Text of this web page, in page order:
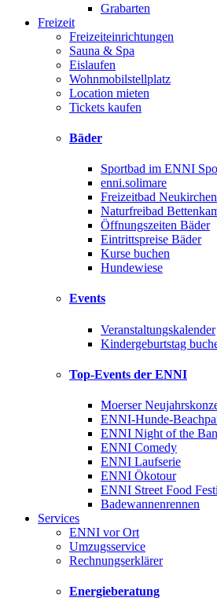
Grabarten
Freizeit
Freizeiteinrichtungen
Sauna & Spa
Eislaufen
Wohnmobilstellplatz
Location mieten
Tickets kaufen
Bäder
Sportbad im ENNI
enni.solimare
Freizeitbad
Naturfreibad
Öffnungszeiten Bäder
Eintrittspreise Bäder
Kurse buchen
Hundewiese
Events
Veranstaltungskalender
Kindergeburtstag
Top-Events der ENNI
Moerser
ENNI-Hunde-
ENNI Night of the
ENNI Comedy
ENNI Laufserie
ENNI Ökotour
ENNI Street Food
Badewannenrennen
Services
ENNI vor Ort
Umzugsservice
Rechnungserklärer
Energieberatung